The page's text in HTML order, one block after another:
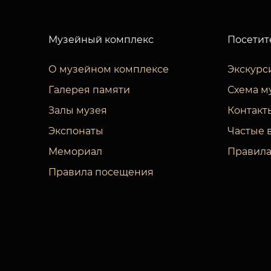
Музейный комплекс
О музейном комплексе
Галерея памяти
Залы музея
Экспонаты
Мемориал
Правила посещения
Схема
Частые